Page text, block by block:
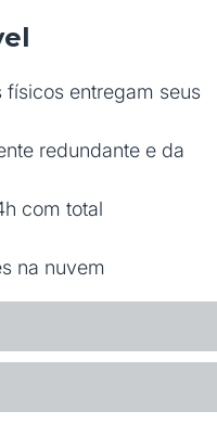
entregam seus
redundante e da
com total
na nuvem